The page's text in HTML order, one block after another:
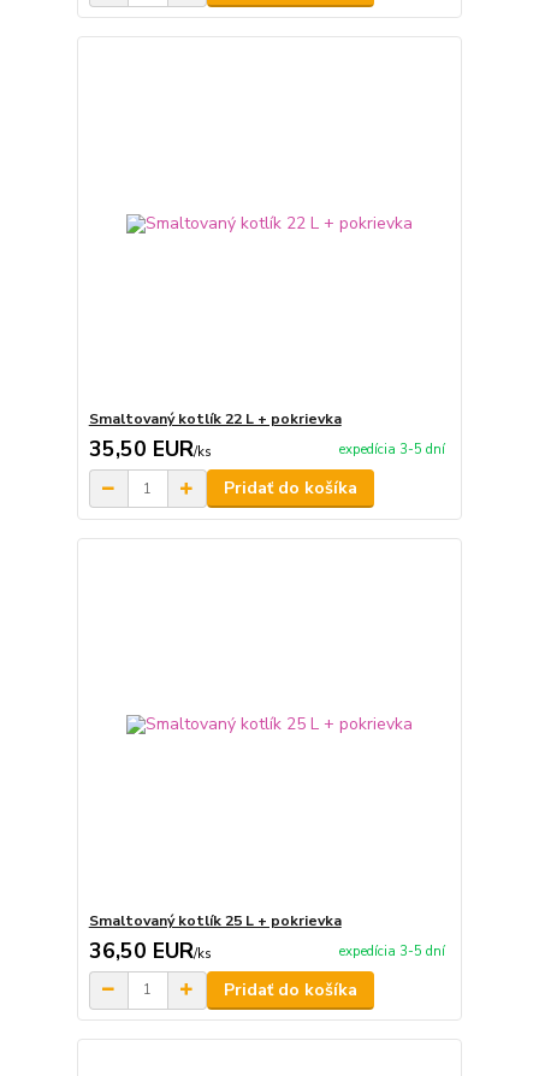
Smaltovaný kotlík 22 L + pokrievka
35,50 EUR/ks expedícia 3-5 dní
Pridať do košíka
Smaltovaný kotlík 25 L + pokrievka
36,50 EUR/ks expedícia 3-5 dní
Pridať do košíka